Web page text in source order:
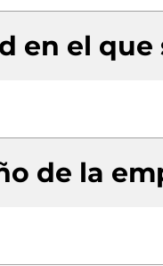
en el que
de la